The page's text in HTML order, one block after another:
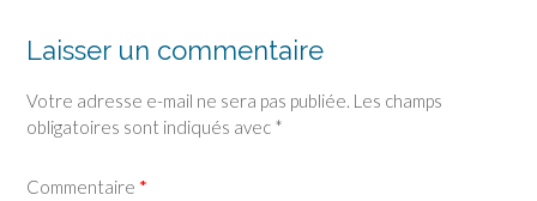
Laisser un commentaire
Votre adresse e-mail ne sera pas publiée. Les champs
obligatoires sont indiqués avec *
Commentaire *